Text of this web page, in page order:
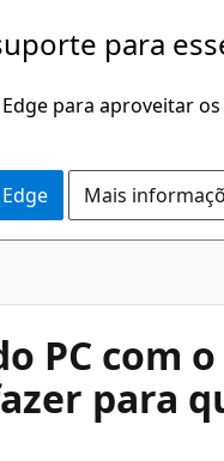
para
para aproveitar
Mais
PC com
para